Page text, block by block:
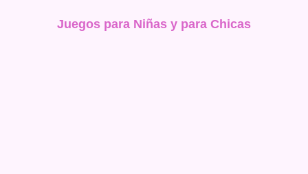
Juegos para Niñas y para Chicas